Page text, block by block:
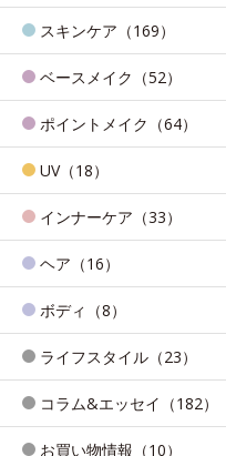
スキンケア（169）
ベースメイク（52）
ポイントメイク（64）
UV（18）
インナーケア（33）
ヘア（16）
ボディ（8）
ライフスタイル（23）
コラム&エッセイ（182）
お買い物情報（10）